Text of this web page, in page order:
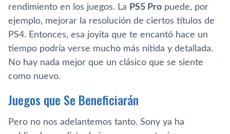
rendimiento en los juegos. La PS5 Pro puede, por
ejemplo, mejorar la resolución de ciertos títulos de
PS4. Entonces, esa joyita que te encantó hace un
tiempo podría verse mucho más nítida y detallada.
No hay nada mejor que un clásico que se siente
como nuevo.
Juegos que Se Beneficiarán
Pero no nos adelantemos tanto. Sony ya ha